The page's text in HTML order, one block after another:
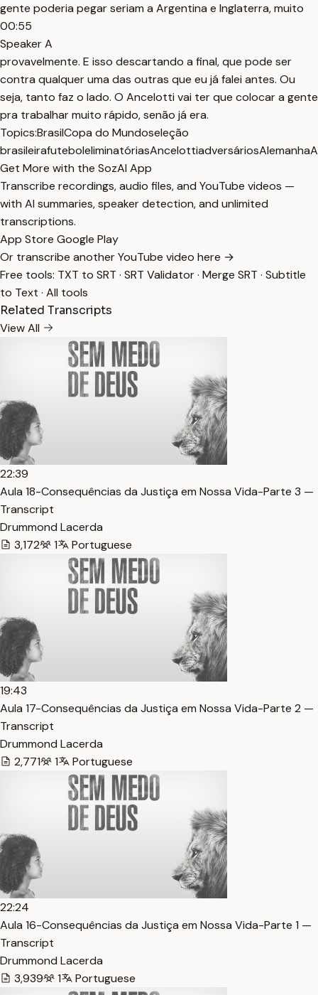
gente poderia pegar seriam a Argentina e Inglaterra, muito
00:55
Speaker A
provavelmente. E isso descartando a final, que pode ser
contra qualquer uma das outras que eu já falei antes. Ou
seja, tanto faz o lado. O Ancelotti vai ter que colocar a gente
pra trabalhar muito rápido, senão já era.
Topics:BrasilCopa do Mundoseleção
brasileirafuteboleliminatóriasAncelottiadversáriosAlemanha
Get More with the SozAI App
Transcribe recordings, audio files, and YouTube videos —
with AI summaries, speaker detection, and unlimited
transcriptions.
App Store Google Play
Or transcribe another YouTube video here →
Free tools: TXT to SRT · SRT Validator· Merge SRT · Subtitle
to Text · All tools
Related Transcripts
View All
22:39
Aula 18-Consequências da Justiça em Nossa Vida-Parte 3 —
Transcript
Drummond Lacerda
3,172
1 Portuguese
19:43
Aula 17-Consequências da Justiça em Nossa Vida-Parte 2 —
Transcript
Drummond Lacerda
2,771
1 Portuguese
22:24
Aula 16-Consequências da Justiça em Nossa Vida-Parte 1 —
Transcript
Drummond Lacerda
3,939
1 Portuguese